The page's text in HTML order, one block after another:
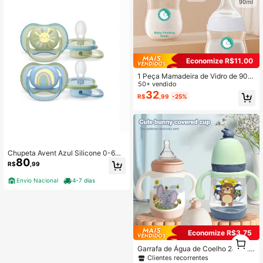
Chupeta Avent Azul Silicone 0-6m
Sol/arco-íris
R$80 ,99
Envio Nacional 4-7 dias
Economize R$11,00
1 Peça Mamadeira de Vidro de 90m
l/160ml, Adequada para Alimentaçã
o de Recém-Nascidos
50+ vendido
R$32 ,99 -25%
Economize R$3,75
Garrafa de Água de Coelho 240ml,
Equipada com Acessórios de Canud
Clientes recorrentes
1